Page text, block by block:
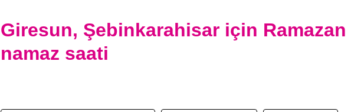
Giresun, Şebinkarahisar için Ramazan
namaz saati